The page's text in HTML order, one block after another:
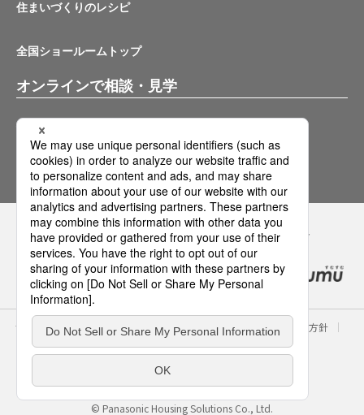
住まいづくりのレシピ
全国ショールームトップ
オンラインで相談・見学
バーチャルショールーム
オンライン相談サービス
Panasonicの住まい・くらし SNSアカウント
サイトのご利用にあたって クッキーポリシー
個人情報保護方針
パナソニック ホールディングス
Area/Country
パナソニック ハウジングソリューションズ株式会社
© Panasonic Housing Solutions Co., Ltd.